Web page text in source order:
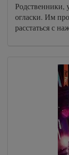
Родственники,
огласки. Им
расстаться с